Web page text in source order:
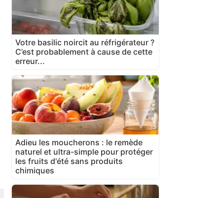
Votre basilic noircit au réfrigérateur ?
C’est probablement à cause de cette
erreur...
Adieu les moucherons : le remède
naturel et ultra-simple pour protéger
les fruits d'été sans produits
chimiques